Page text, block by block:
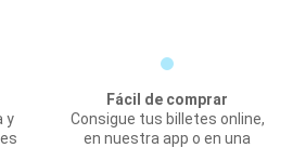
y
Fácil de comprar
Consigue tus billetes online,
en nuestra app o en una